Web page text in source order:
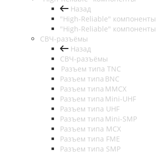
Назад
"High-Reliable" компоненты
"High-Reliable" компоненты
СВЧ-разъёмы
Назад
СВЧ-разъёмы
Разъем типа TNC
Разъем типа BNC
Разъем типа MMCX
Разъем типа Mini-UHF
Разъем типа UHF
Разъем типа Mini-SMP
Разъем типа MCX
Разъем типа FME
Разъем типа SMP